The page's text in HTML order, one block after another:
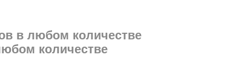
в любом количестве
количестве